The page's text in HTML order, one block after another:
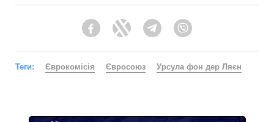
FacebookTwitter Telegram
Теги: Єврокомісія Євросоюз Урсула фон дер Ляєн